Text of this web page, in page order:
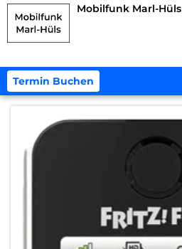
Mobilfunk Marl-Hüls
Termin Buchen